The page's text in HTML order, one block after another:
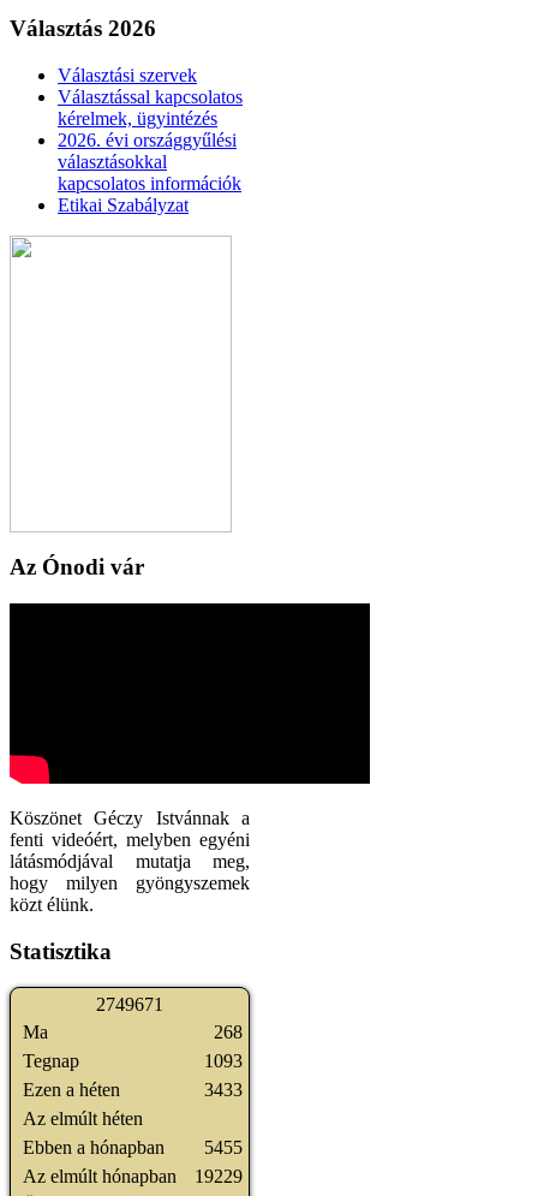
Választás 2026
Választási szervek
Választással kapcsolatos
kérelmek, ügyintézés
2026. évi országgyűlési
választásokkal
kapcsolatos információk
Etikai Szabályzat
Az Ónodi vár
Köszönet Géczy Istvánnak a
fenti videóért, melyben egyéni
látásmódjával mutatja meg,
hogy milyen gyöngyszemek
közt élünk.
Statisztika
2749671
Ma
Tegnap
Ezen a héten
Az elmúlt héten
Ebben a hónapban
Az elmúlt hónapban
268
1093
3433
5455
19229